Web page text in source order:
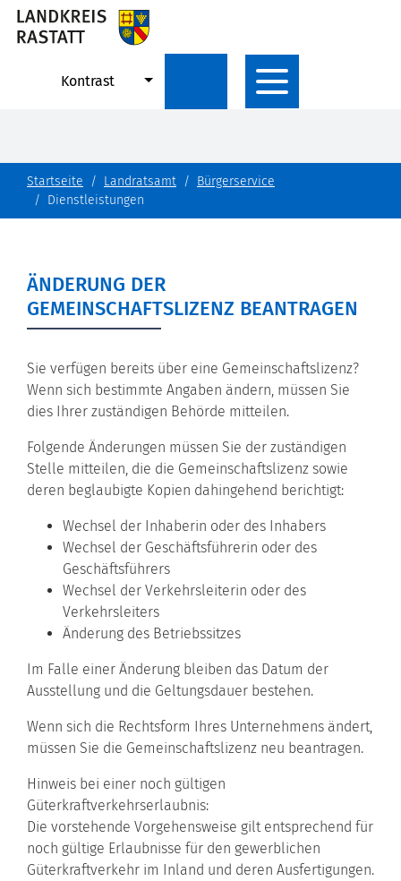
Kontrast
Startseite Landratsamt
Bürgerservice
Dienstleistungen
ÄNDERUNG DER
GEMEINSCHAFTSLIZENZ BEANTRAGEN
Sie verfügen bereits über eine Gemeinschaftslizenz?
Wenn sich bestimmte Angaben ändern, müssen Sie
dies Ihrer zuständigen Behörde mitteilen.
Folgende Änderungen müssen Sie der zuständigen
Stelle mitteilen, die die Gemeinschaftslizenz sowie
deren beglaubigte Kopien dahingehend berichtigt:
Wechsel der Inhaberin oder des Inhabers
Wechsel der Geschäftsführerin oder des
Geschäftsführers
Wechsel der Verkehrsleiterin oder des
Verkehrsleiters
Änderung des Betriebssitzes
Im Falle einer Änderung bleiben das Datum der
Ausstellung und die Geltungsdauer bestehen.
Wenn sich die Rechtsform Ihres Unternehmens ändert,
müssen Sie die Gemeinschaftslizenz neu beantragen.
Hinweis bei einer noch gültigen
Güterkraftverkehrserlaubnis:
Die vorstehende Vorgehensweise gilt entsprechend für
noch gültige Erlaubnisse für den gewerblichen
Güterkraftverkehr im Inland und deren Ausfertigungen.